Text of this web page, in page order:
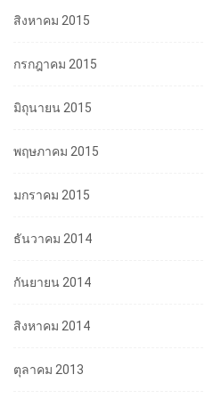
สิงหาคม 2015
กรกฎาคม 2015
มิถุนายน 2015
พฤษภาคม 2015
มกราคม 2015
ธันวาคม 2014
กันยายน 2014
สิงหาคม 2014
ตุลาคม 2013